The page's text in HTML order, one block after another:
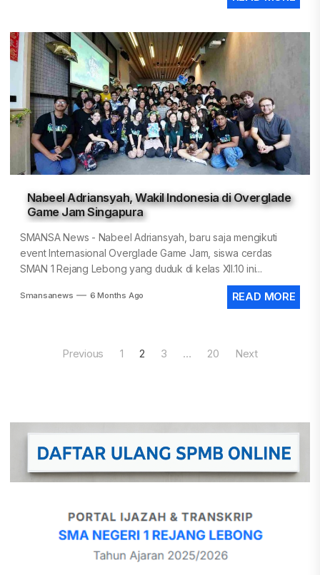
Nabeel Adriansyah, Wakil Indonesia di Overglade
Game Jam Singapura
SMANSA News - Nabeel Adriansyah, baru saja mengikuti
event Internasional Overglade Game Jam, siswa cerdas
SMAN 1 Rejang Lebong yang duduk di kelas XII.10 ini...
Smansanews 6 Months Ago READ MORE
Previous 1 2 3 … 20 Next